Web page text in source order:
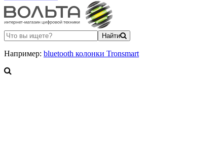
Найти
Например: bluetooth колонки Tronsmart